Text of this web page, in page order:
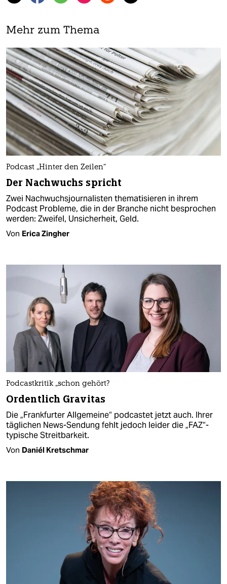
Mehr zum Thema
Podcast „Hinter den Zeilen“
Der Nachwuchs spricht
Zwei Nachwuchsjournalisten thematisieren in ihrem
Podcast Probleme, die in der Branche nicht besprochen
werden: Zweifel, Unsicherheit, Geld.
Von Erica Zingher
Podcastkritik „schon gehört?
Ordentlich Gravitas
Die „Frankfurter Allgemeine“ podcastet jetzt auch. Ihrer
täglichen News-Sendung fehlt jedoch leider die „FAZ“-
typische Streitbarkeit.
Von Daniél Kretschmar